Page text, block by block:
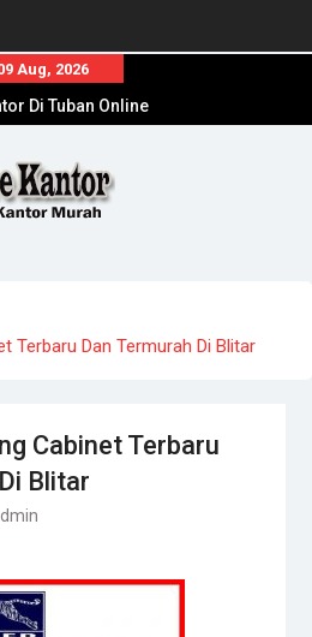
Aug, 2026
Di Tuban Online
Lumajang Online
Online
Terbaru Dan Termurah Di Blitar
Cabinet Terbaru
Blitar